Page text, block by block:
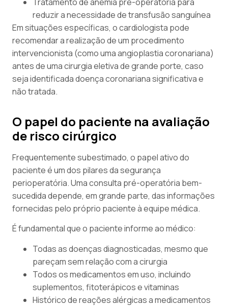
reduzir a necessidade de transfusão sanguínea
Em situações específicas, o cardiologista pode
recomendar a realização de um procedimento
intervencionista (como uma angioplastia coronariana)
antes de uma cirurgia eletiva de grande porte, caso
seja identificada doença coronariana significativa e
não tratada.
O papel do paciente na avaliação
de risco cirúrgico
Frequentemente subestimado, o papel ativo do
paciente é um dos pilares da segurança
perioperatória. Uma consulta pré-operatória bem-
sucedida depende, em grande parte, das informações
fornecidas pelo próprio paciente à equipe médica.
É fundamental que o paciente informe ao médico:
Todas as doenças diagnosticadas, mesmo que
pareçam sem relação com a cirurgia
Todos os medicamentos em uso, incluindo
suplementos, fitoterápicos e vitaminas
Histórico de reações alérgicas a medicamentos